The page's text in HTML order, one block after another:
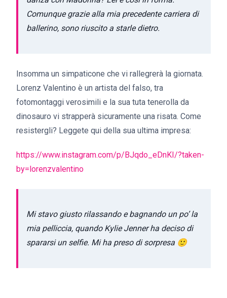
Comunque grazie alla mia precedente carriera di
ballerino, sono riuscito a starle dietro.
Insomma un simpaticone che vi rallegrerà la giornata.
Lorenz Valentino è un artista del falso, tra
fotomontaggi verosimili e la sua tuta tenerolla da
dinosauro vi strapperà sicuramente una risata. Come
resistergli? Leggete qui della sua ultima impresa:
https://www.instagram.com/p/BJqdo_eDnKI/?taken-
by=lorenzvalentino
Mi stavo giusto rilassando e bagnando un po’ la
mia pelliccia, quando Kylie Jenner ha deciso di
spararsi un selfie. Mi ha preso di sorpresa 🙂